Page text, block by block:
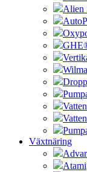
Alien
Växtnäring
Atami